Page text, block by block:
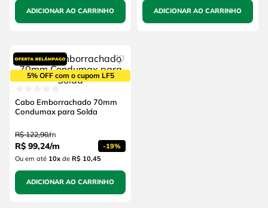
ADICIONAR AO CARRINHO ADICIONAR AO CARRINHO
5% OFF com o cupom LF5
Cabo Emborrachado 70mm
Condumax para Solda
R$ 122,90/m
R$ 99,24/m -19%
Ou em até 10xde R$ 10,45
ADICIONAR AO CARRINHO